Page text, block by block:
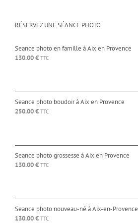
RÉSERVEZ UNE SÉANCE PHOTO
Seance photo en famille à Aix en Provence
130.00€ TTC
Seance photo boudoir à Aix en Provence
250.00€ TTC
Seance photo grossesse à Aix en Provence
130.00€ TTC
Seance photo nouveau-né à Aix-en-Provence
130.00€ TTC